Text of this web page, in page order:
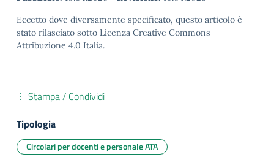
Eccetto dove diversamente specificato, questo articolo è
stato rilasciato sotto Licenza Creative Commons
Attribuzione 4.0 Italia.
Stampa / Condividi
Tipologia
Circolari per docenti e personale ATA